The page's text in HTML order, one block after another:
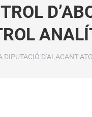
DIPUTACIÓ D’ALACANT